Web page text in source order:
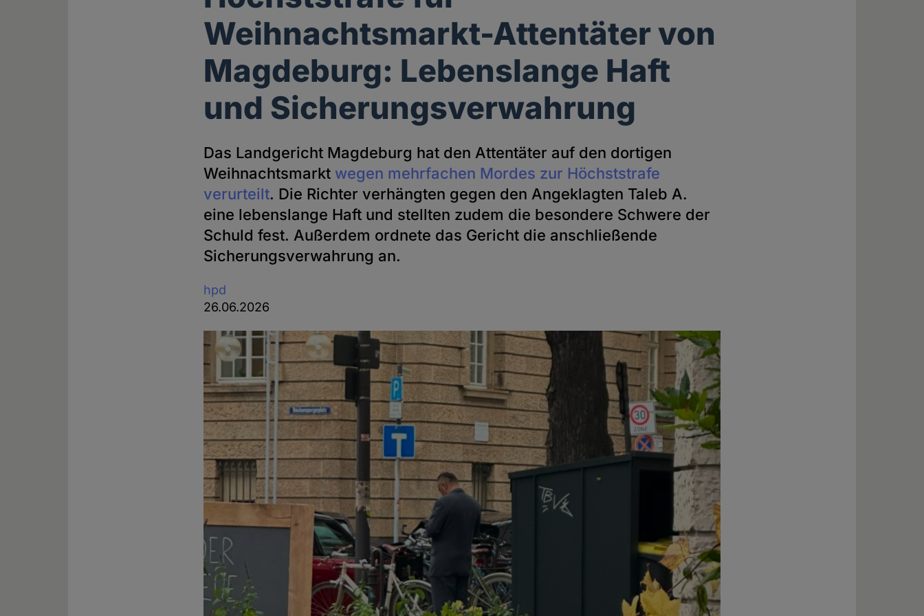
Weihnachtsmarkt-Attentäter von
Magdeburg: Lebenslange Haft
und Sicherungsverwahrung
Das Landgericht Magdeburg hat den Attentäter auf den dortigen
Weihnachtsmarkt wegen mehrfachen Mordes zur Höchststrafe
verurteilt. Die Richter verhängten gegen den Angeklagten Taleb A.
eine lebenslange Haft und stellten zudem die besondere Schwere der
Schuld fest. Außerdem ordnete das Gericht die anschließende
Sicherungsverwahrung an.
hpd
26.06.2026